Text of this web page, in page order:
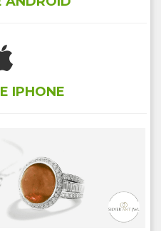
IPHONE